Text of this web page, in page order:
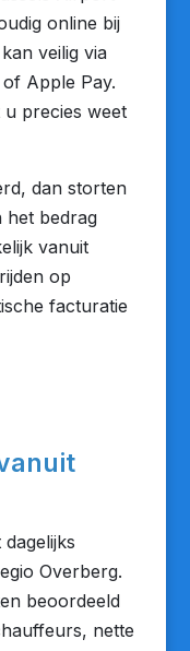
online bij
veilig via
Apple Pay.
precies weet
dan storten
het bedrag
vanuit
op
facturatie
Overberg.
beoordeeld
nette